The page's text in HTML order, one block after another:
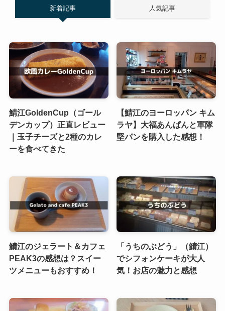
新着記事 人気記事
鯖江GoldenCup（ゴール
デンカップ）正直レビュー
｜玉子チーズと2種のカレ
ーを食べてきた
【鯖江のヨーロッパン キム
ラヤ】大福あんぱんと軍隊
堅パンを購入した感想！
鯖江のジェラート＆カフェ
PEAK3の感想は？スイー
ツメニューもおすすめ！
「うちのぶどう」（鯖江）
でシフォンケーキが大人
気！お店の魅力と感想